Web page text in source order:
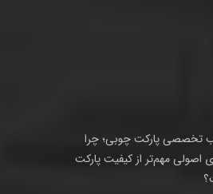
تخصصی پارکت چوبی؛ چرا
اصولی مهم‌تر از کیفیت پارکت